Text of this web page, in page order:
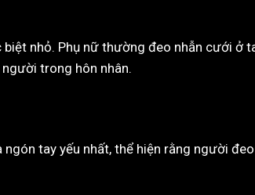
nhỏ. Phụ nữ thường đeo nhẫn cưới ở
trong hôn nhân.
tay yếu nhất, thể hiện rằng người